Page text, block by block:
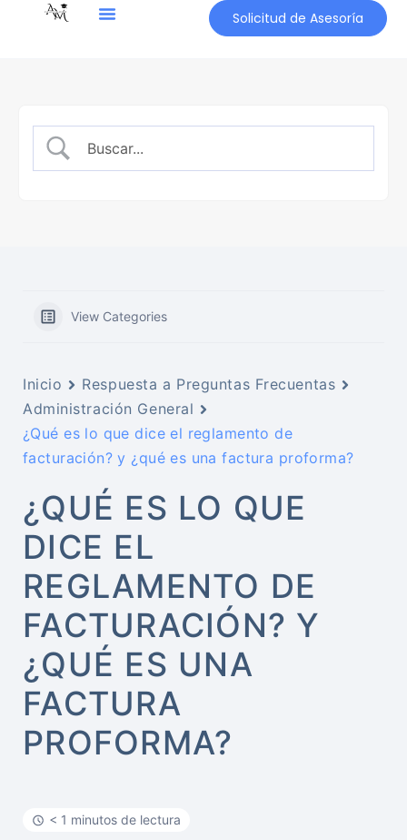
Solicitud de Asesoría
View Categories
Inicio
Respuesta a Preguntas Frecuentas
Administración General
¿Qué es lo que dice el reglamento de
facturación? y ¿qué es una factura proforma?
¿QUÉ ES LO QUE
DICE EL
REGLAMENTO DE
FACTURACIÓN? Y
¿QUÉ ES UNA
FACTURA
PROFORMA?
< 1 minutos de lectura